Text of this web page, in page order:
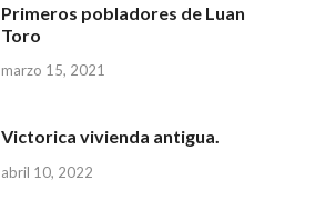
Primeros pobladores de Luan
Toro
marzo 15, 2021
Victorica vivienda antigua.
abril 10, 2022